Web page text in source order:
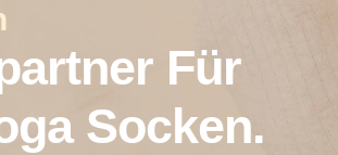
Für
Socken.